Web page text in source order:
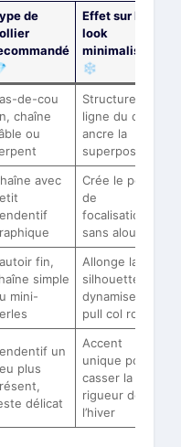
de
Effet sur le
look
minimaliste
❄️
de-cou
chaîne
ou
Structure la
ligne du cou,
ancre la
superposition
avec
Crée le point
de
focalisation
sans alourdir
fin,
simple
mini-
Allonge la
silhouette,
dynamise le
pull col roulé
un
plus
délicat
Accent
unique pour
casser la
rigueur de
l’hiver